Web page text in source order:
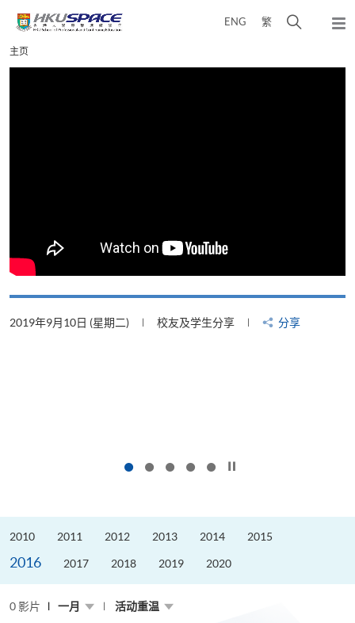
content
ENG 繁
弹
Main
content
主页
2019年9月10日 (星期二) 校友及学生分享 分享
2010 2011 2012 2013 2014 2015
2016 2017 2018 2019 2020
0 影片 一月 活动重温